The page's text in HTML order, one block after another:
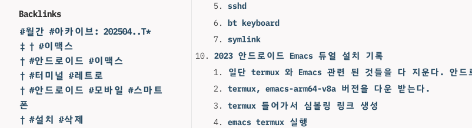
Backlinks
#월간 #아카이브: 202504..T*
‡ † #이맥스
† #안드로이드 #이맥스
† #터미널 #레트로
† #안드로이드 #모바일 #스마트
폰
† #설치 #삭제
sshd
bt keyboard
symlink
2023 안드로이드 Emacs 듀얼 설치 기록
일단 termux 와 Emacs 관련 된 것들을 다 지운다. 안드
termux, emacs-arm64-v8a 버전을 다운 받는다.
termux 들어가서 심볼링 링크 생성
emacs termux 실행